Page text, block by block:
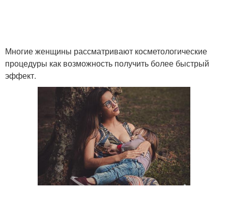
Многие женщины рассматривают косметологические
процедуры как возможность получить более быстрый
эффект.